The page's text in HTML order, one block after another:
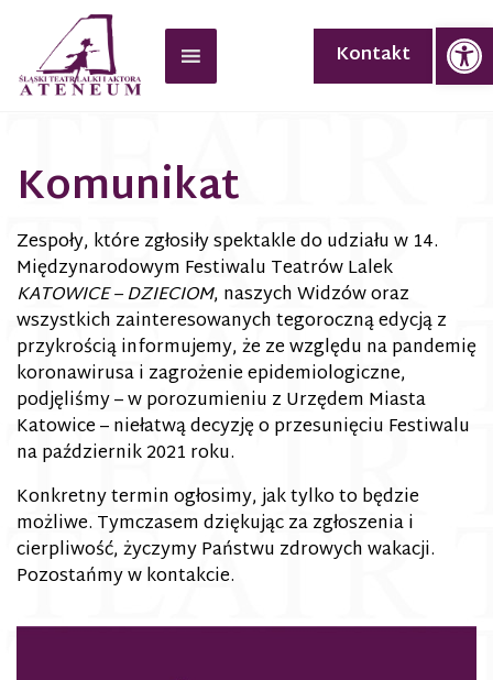
Kontakt
Komunikat
Zespoły, które zgłosiły spektakle do udziału w 14.
Międzynarodowym Festiwalu Teatrów Lalek
KATOWICE – DZIECIOM, naszych Widzów oraz
wszystkich zainteresowanych tegoroczną edycją z
przykrością informujemy, że ze względu na pandemię
koronawirusa i zagrożenie epidemiologiczne,
podjęliśmy – w porozumieniu z Urzędem Miasta
Katowice – niełatwą decyzję o przesunięciu Festiwalu
na październik 2021 roku.
Konkretny termin ogłosimy, jak tylko to będzie
możliwe. Tymczasem dziękując za zgłoszenia i
cierpliwość, życzymy Państwu zdrowych wakacji.
Pozostańmy w kontakcie.